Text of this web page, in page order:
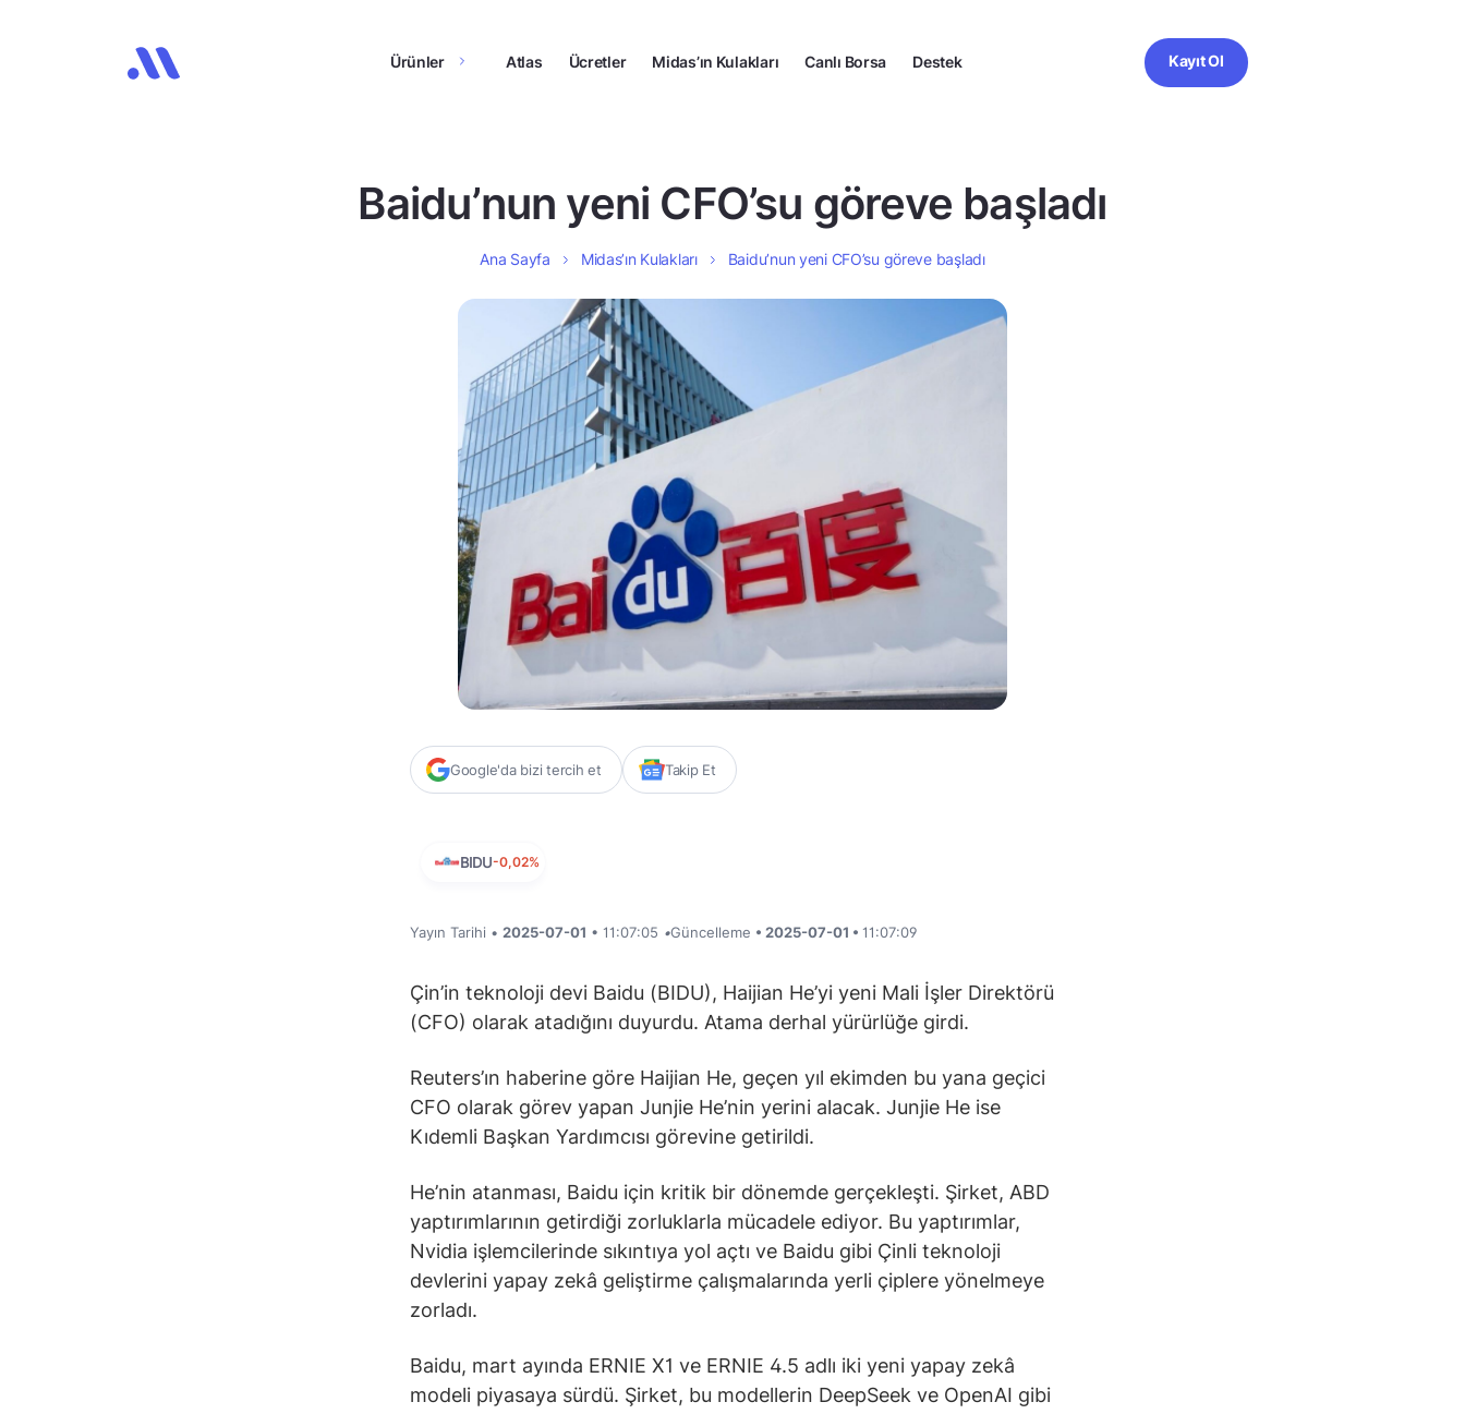
Ürünler Atlas Ücretler Midas’ın Kulakları Canlı Borsa Destek Kayıt Ol
Baidu’nun yeni CFO’su göreve başladı
Ana Sayfa Midas’ın Kulakları Baidu’nun yeni CFO’su göreve başladı
Google'da bizi tercih et Takip Et
BIDU-0,02%
Yayın Tarihi • 2025-07-01 • 11:07:05 •Güncelleme • 2025-07-01 • 11:07:09
Çin’in teknoloji devi Baidu (BIDU), Haijian He’yi yeni Mali İşler Direktörü
(CFO) olarak atadığını duyurdu. Atama derhal yürürlüğe girdi.
Reuters’ın haberine göre Haijian He, geçen yıl ekimden bu yana geçici
CFO olarak görev yapan Junjie He’nin yerini alacak. Junjie He ise
Kıdemli Başkan Yardımcısı görevine getirildi.
He’nin atanması, Baidu için kritik bir dönemde gerçekleşti. Şirket, ABD
yaptırımlarının getirdiği zorluklarla mücadele ediyor. Bu yaptırımlar,
Nvidia işlemcilerinde sıkıntıya yol açtı ve Baidu gibi Çinli teknoloji
devlerini yapay zekâ geliştirme çalışmalarında yerli çiplere yönelmeye
zorladı.
Baidu, mart ayında ERNIE X1 ve ERNIE 4.5 adlı iki yeni yapay zekâ
modeli piyasaya sürdü. Şirket, bu modellerin DeepSeek ve OpenAI gibi